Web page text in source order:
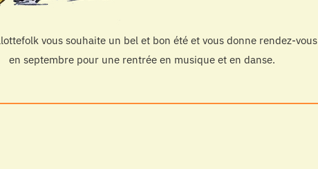
vous souhaite un bel et bon été et vous donne rendez-vous
en septembre pour une rentrée en musique et en danse.